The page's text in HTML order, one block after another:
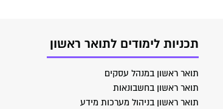
תכניות לימודים לתואר ראשון
תואר ראשון במנהל עסקים
תואר ראשון בחשבונאות
תואר ראשון בניהול מערכות מידע